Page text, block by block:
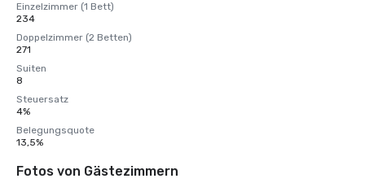
Einzelzimmer (1 Bett)
234
Doppelzimmer (2 Betten)
271
Suiten
8
Steuersatz
4%
Belegungsquote
13,5%
Fotos von Gästezimmern